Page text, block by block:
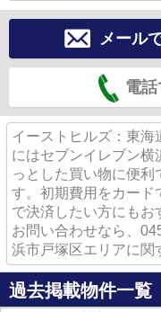
メール
電
イーストヒルズ：東海
にはセブンイレブン横
っとした買い物に便
す。初期費用をカード
で決済したい方にも
お問い合わせなら、
浜市戸塚区エリアに関
過去掲載物件一覧